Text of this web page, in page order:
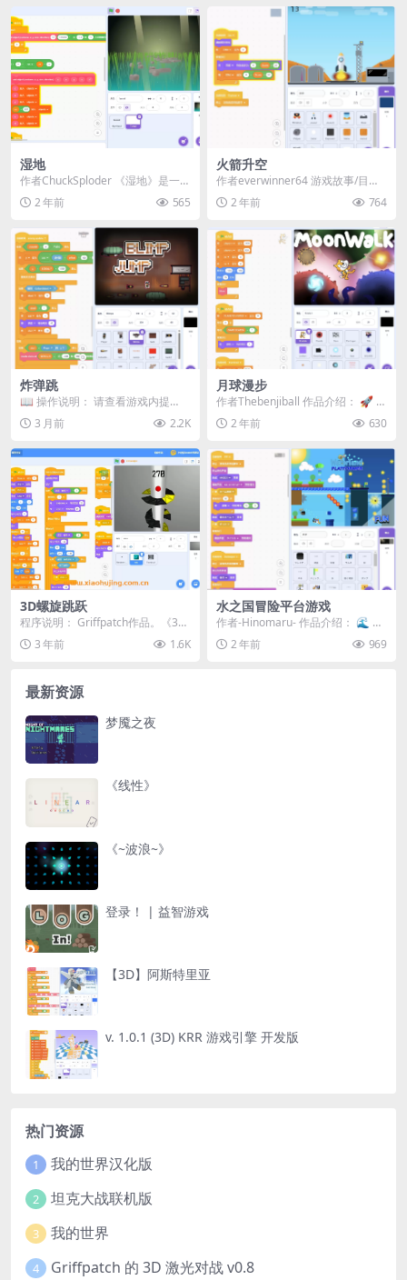
湿地
作者ChuckSploder 《湿地》是一款
寓教于乐的Scratch教育项目，它...
2 年前 565
火箭升空
作者everwinner64 游戏故事/目
标： 飞行员（你）：“地面控制，这
里是...2 年前 764
炸弹跳
📖 操作说明： 请查看游戏内提
示。
3 月前 2.2K
月球漫步
作者Thebenjiball 作品介绍： 🚀 欢
迎来到《月球漫步》！🌕 在这个
宇...2 年前 630
3D螺旋跳跃
程序说明： Griffpatch作品。《3D
螺旋跳跃》是一款基于Scratch平...
3 年前 1.6K
水之国冒险平台游戏
作者-Hinomaru- 作品介绍： 🌊 欢
迎来到《水之国冒险平台游戏》！
🏝️ ...2 年前 969
最新资源
梦魇之夜
《线性》
《~波浪~》
登录！ | 益智游戏
【3D】阿斯特里亚
v. 1.0.1 (3D) KRR 游戏引擎 开发版
热门资源
1 我的世界汉化版
2 坦克大战联机版
3 我的世界
4 Griffpatch 的 3D 激光对战 v0.8